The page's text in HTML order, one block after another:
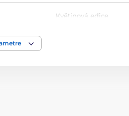
Květinová edice